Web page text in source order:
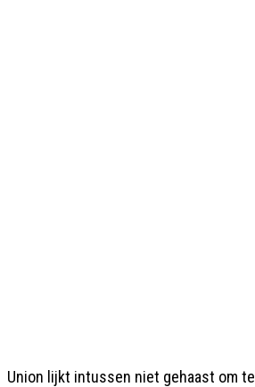
Union lijkt intussen niet gehaast om